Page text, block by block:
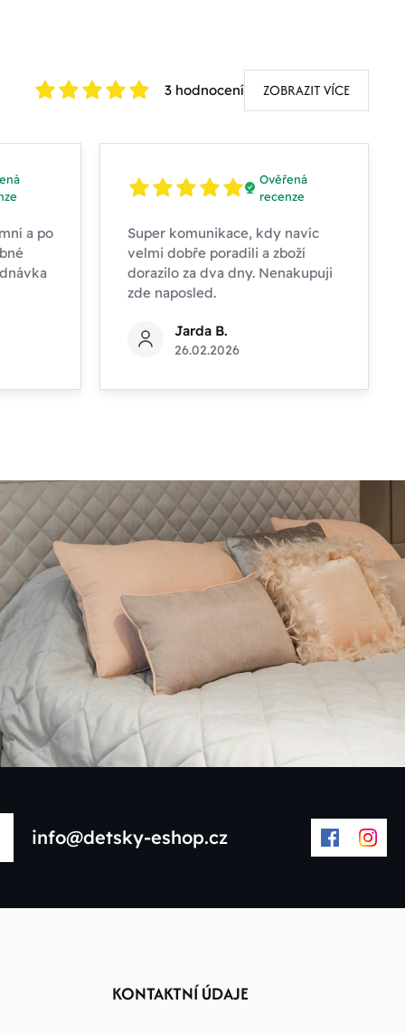
3 hodnocení ZOBRAZIT VÍCE
a po
Ověřená
recenze
Super komunikace, kdy navíc
velmi dobře poradili a zboží
dorazilo za dva dny. Nenakupuji
zde naposled.
Jarda B.
26.02.2026
info@detsky-eshop.cz
KONTAKTNÍ ÚDAJE